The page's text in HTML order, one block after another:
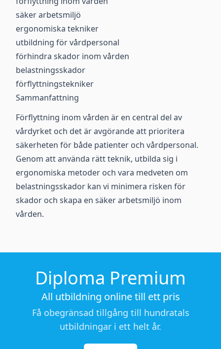
säker arbetsmiljö
ergonomiska tekniker
utbildning för vårdpersonal
förhindra skador inom vården
belastningsskador
förflyttningstekniker
Sammanfattning
Förflyttning inom vården är en central del av
vårdyrket och det är avgörande att prioritera
säkerheten för både patienter och vårdpersonal.
Genom att använda rätt teknik, utbilda sig i
ergonomiska metoder och vara medveten om
belastningsskador kan vi minimera risken för
skador och skapa en säker arbetsmiljö inom
vården.
Diploma Premium
All utbildning online till ett pris
Få obegränsad tillgång till hundratals
utbildningar i ett helt år.